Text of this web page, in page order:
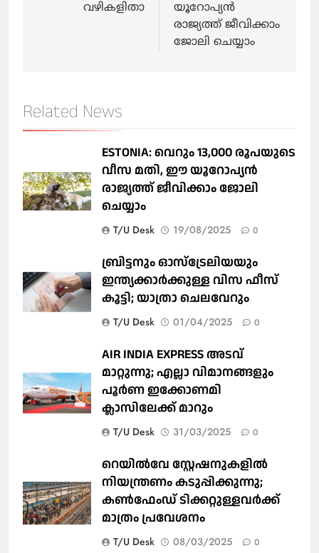
വഴികളിതാ
യൂറോപ്യന്‍
രാജ്യത്ത് ജീവിക്കാം
ജോലി ചെയ്യാം
Related News
ESTONIA: വെറും 13,000 രൂപയുടെ
വീസ മതി, ഈ യൂറോപ്യന്‍
രാജ്യത്ത് ജീവിക്കാം ജോലി
ചെയ്യാം
T/U Desk 19/08/2025 0
ബ്രിട്ടനും ഓസ്‌ട്രേലിയയും
ഇന്ത്യക്കാര്‍ക്കുള്ള വിസ ഫീസ്
കൂട്ടി; യാത്രാ ചെലവേറും
T/U Desk 01/04/2025 0
AIR INDIA EXPRESS അടവ്
മാറ്റുന്നു; എല്ലാ വിമാനങ്ങളും
പൂര്‍ണ ഇക്കോണമി
ക്ലാസിലേക്ക് മാറും
T/U Desk 31/03/2025 0
റെയില്‍വേ സ്റ്റേഷനുകളിൽ
നിയന്ത്രണം കടുപ്പിക്കുന്നു;
കണ്‍ഫേംഡ് ടിക്കറ്റുള്ളവര്‍ക്ക്
മാത്രം പ്രവേശനം
T/U Desk 08/03/2025 0